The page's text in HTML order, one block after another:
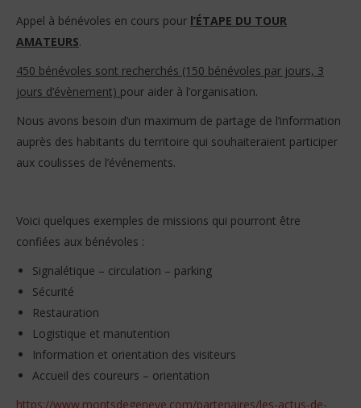
Appel à bénévoles en cours pour l’ÉTAPE DU TOUR
AMATEURS.
450 bénévoles sont recherchés (150 bénévoles par jours, 3
jours d’évènement) pour aider à l’organisation.
Nous avons besoin d’un maximum de partage de l’information
auprès des habitants du territoire qui souhaiteraient participer
aux coulisses de l’événements.
Voici quelques exemples de missions qui pourront être
confiées aux bénévoles :
Signalétique – circulation – parking
Sécurité
Restauration
Logistique et manutention
Information et orientation des visiteurs
Accueil des coureurs – orientation
https://www.montsdegeneve.com/partenaires/les-actus-de-